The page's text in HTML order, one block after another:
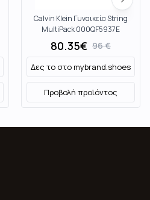
Calvin Klein Γυναικεία String
MultiPack 000QF5937E
80.35€ 96€
Δες το στοmybrand.shoes
Προβολή προϊόντος